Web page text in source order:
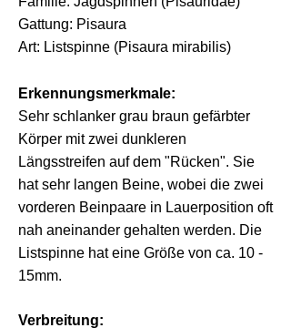
Gattung: Pisaura
Art: Listspinne (Pisaura mirabilis)
Erkennungsmerkmale:
Sehr schlanker grau braun gefärbter
Körper mit zwei dunkleren
Längsstreifen auf dem "Rücken". Sie
hat sehr langen Beine, wobei die zwei
vorderen Beinpaare in Lauerposition oft
nah aneinander gehalten werden. Die
Listspinne hat eine Größe von ca. 10 -
15mm.
Verbreitung: